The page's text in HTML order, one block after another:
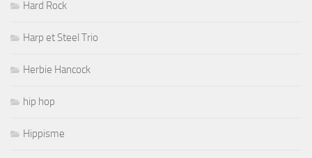
Hard Rock
Harp et Steel Trio
Herbie Hancock
hip hop
Hippisme